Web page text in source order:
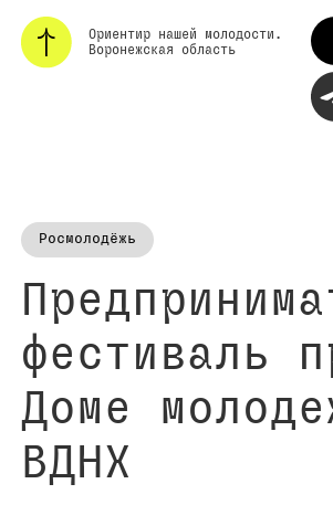
Ориентир нашей молодости.
Воронежская область
Росмолодёжь
фестиваль
Доме
ВДНХ